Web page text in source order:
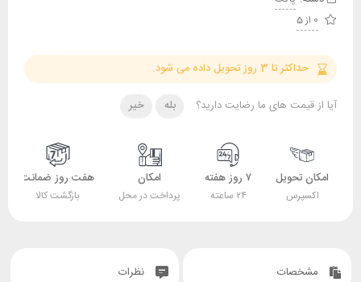
0 از 5
حداکثر تا 3 روز تحویل داده می شود.
آیا از قیمت های ما رضایت دارید؟ بله خیر
امکان تحویل
اکسپرس
۷ روز هفته
۲۴ ساعته
امکان
پرداخت در محل
هفت روز ضمانت
بازگشت کالا
مشخصات نظرات